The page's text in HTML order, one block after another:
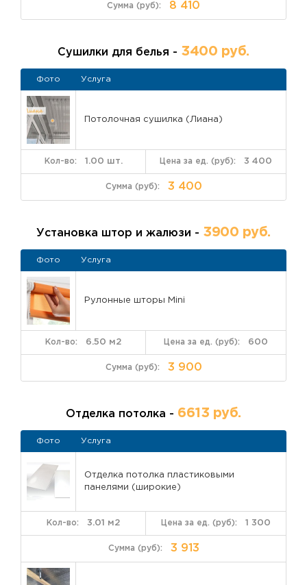
8 410
Сушилки для белья - 3400 руб.
Фото Услуга
Потолочная сушилка (Лиана)
3 400
1.00 шт.
3 400
Установка штор и жалюзи - 3900 руб.
Фото Услуга
Рулонные шторы Mini
600
6.50 м2
3 900
Отделка потолка - 6613 руб.
Фото Услуга
Отделка потолка пластиковыми
панелями (широкие)
1 300
3.01 м2
3 913